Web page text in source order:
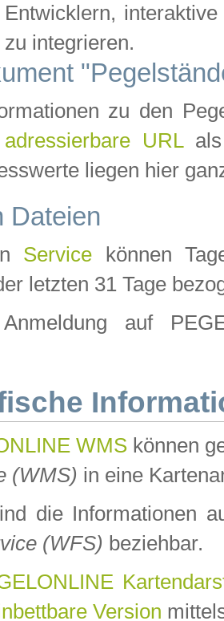
integrieren.
zu den
URLals
liegen hier
Dateien
Service können
letzten 31 Tage
auf
WMS können
(WMS) in eine
die Informationen
(WFS) beziehbar.
Version